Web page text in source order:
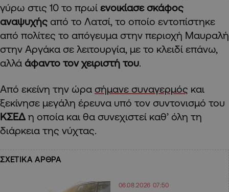
γύρω στις 10 το πρωί ενοικίασε σκάφος
αναψυχής από το Λατσί, το οποίο εντοπίστηκε
από πολίτες το απόγευμα στην περιοχή Μαυραλή
στην Αργάκα σε λειτουργία, με το κλειδί επάνω,
αλλά άφαντο τον χειριστή του.
Από εκείνη την ώρα σήμανε συναγερμός και
ξεκίνησε μεγάλη έρευνα υπό τον συντονισμό του
ΚΣΕΔ η οποία και θα συνεχιστεί καθ’ όλη τη
διάρκεια της νύχτας.
ΣΧΕΤΙΚΑ ΑΡΘΡΑ
06.08.2026 07:50